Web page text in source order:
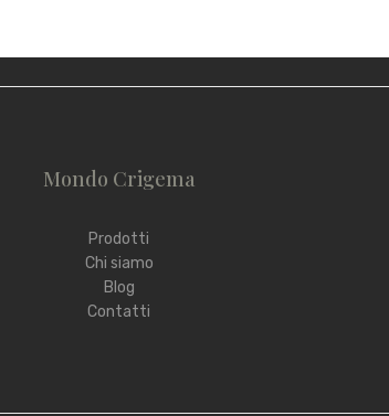
Mondo Crigema
Prodotti
Chi siamo
Blog
Contatti